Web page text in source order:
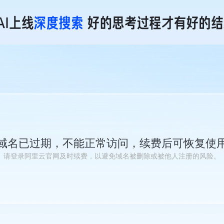
名已过期，不能正常访问，续费后可恢复使
请登录阿里云官网及时续费，以避免域名被删除或被他人注册的风险。